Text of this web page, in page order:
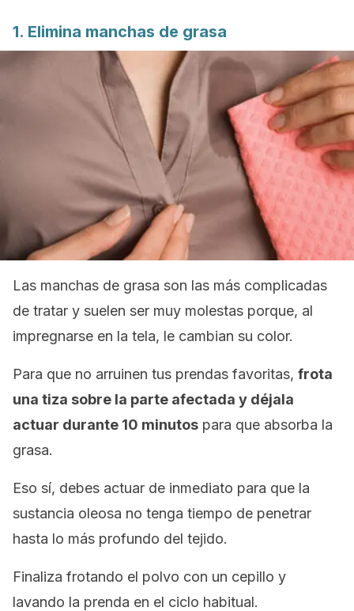
1. Elimina manchas de grasa
Las manchas de grasa son las más complicadas
de tratar y suelen ser muy molestas porque, al
impregnarse en la tela, le cambian su color.
Para que no arruinen tus prendas favoritas, frota
una tiza sobre la parte afectada y déjala
actuar durante 10 minutos para que absorba la
grasa.
Eso sí, debes actuar de inmediato para que la
sustancia oleosa no tenga tiempo de penetrar
hasta lo más profundo del tejido.
Finaliza frotando el polvo con un cepillo y
lavando la prenda en el ciclo habitual.